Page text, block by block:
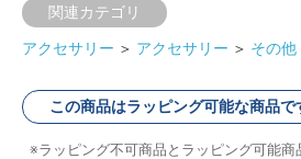
関連カテゴリ
アクセサリー ＞ アクセサリー ＞ その他
この商品はラッピング可能な商品で
ラッピング不可商品とラッピング可能